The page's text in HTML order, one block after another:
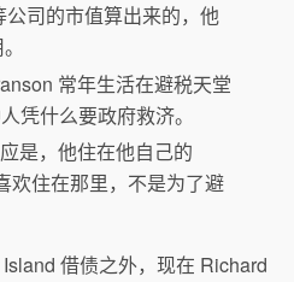
司的市值算出来的，他
常年生活在避税天堂
凭什么要政府救济。
是，他住在他自己的
欢住在那里，不是为了避
借债之外，现在 Richard